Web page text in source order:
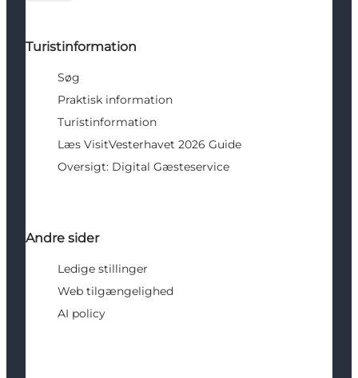
Turistinformation
Søg
Praktisk information
Turistinformation
Læs VisitVesterhavet 2026 Guide
Oversigt: Digital Gæsteservice
Andre sider
Ledige stillinger
Web tilgængelighed
AI policy